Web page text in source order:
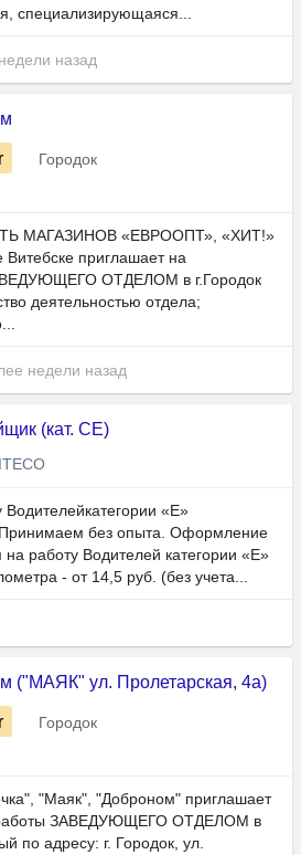
специализирующаяся...
назад
Городок
МАГАЗИНОВ «ЕВРООПТ», «ХИТ!»
приглашает на
ОТДЕЛОМ в г.Городок
деятельностью отдела;
недели назад
(кат. CE)
ITECO
«Е»
Принимаем без опыта. Оформление
работу Bодитeлeй кaтегоpии «E»
- от 14,5 руб. (без учета...
("МАЯК" ул. Пролетарская, 4а)
Городок
"Маяк", "Доброном" приглашает
работы ЗАВЕДУЮЩЕГО ОТДЕЛОМ в
по адресу: г. Городок, ул.